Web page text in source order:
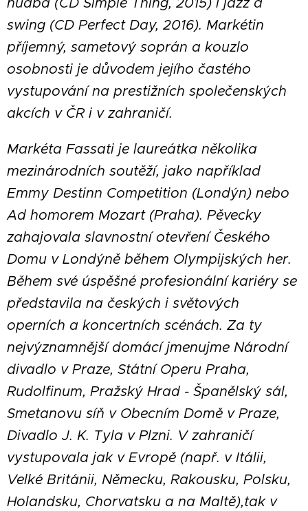
swing (CD Perfect Day, 2016). Markétin
příjemný, sametový soprán a kouzlo
osobnosti je důvodem jejího častého
vystupování na prestižních společenských
akcích v ČR i v zahraničí.
Markéta Fassati je laureátka několika
mezinárodních soutěží, jako například
Emmy Destinn Competition (Londýn) nebo
Ad homorem Mozart (Praha). Pěvecky
zahajovala slavnostní otevření Českého
Domu v Londýně během Olympijských her.
Během své úspěšné profesionální kariéry se
představila na českých i světových
operních a koncertních scénách. Za ty
nejvýznamnější domácí jmenujme Národní
divadlo v Praze, Státní Operu Praha,
Rudolfinum, Pražský Hrad - Španělský sál,
Smetanovu síň v Obecním Domě v Praze,
Divadlo J. K. Tyla v Plzni. V zahraničí
vystupovala jak v Evropě (např. v Itálii,
Velké Británii, Německu, Rakousku, Polsku,
Holandsku, Chorvatsku a na Maltě),tak v